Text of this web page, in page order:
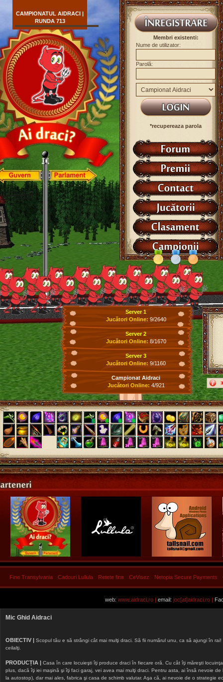
CAMPIONATUL AIDRACI |
RUNDA 713
Membri existenti:
Nume de utilizator:
Parolă:
*recupereaza parola
Server 1
Jucători Online: 9/2640
Server 2
Jucători Online: 8/1670
Server 3
Jucători Online: 9/1160
Campionat Aidraci
Jucători Online: 4/921
Fine Transylvania Cadouri Lullula Retete fine CeVisez Netopia Secure Payments
web: www.aidraci.ro | email: joc[at]aidraci.ro |
Mic Ghid Aidraci
OBIECTIV | Scopul tău e să strângi cât mai mulţi draci. Să fii numărul unu, ca să ajungi în
ceilalţi.
PRODUCȚIA | Casa în care locuieşti îţi produce draci în fiecare oră. Cu cât îţi măreşti
plus, dacă îţi iei maşină şi îţi faci garaj, vei avea mai mulţi draci. Pentru asta, ai însă nevoie
la autostop), dar mai ales, fabrica şi casa de schimb valutar. Aşa că, ai nevoie de o strategie